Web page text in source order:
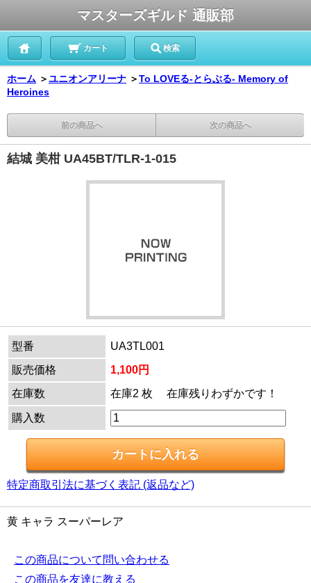
マスターズギルド 通販部
カート 検索
ホーム ＞ユニオンアリーナ ＞To LOVEる-とらぶる- Memory of
Heroines
前の商品へ 次の商品へ
結城 美柑 UA45BT/TLR-1-015
型番
UA3TL001
販売価格
1,100円
在庫数
在庫2 枚 在庫残りわずかです！
購入数
特定商取引法に基づく表記 (返品など)
黄 キャラ スーパーレア
この商品について問い合わせる
この商品を友達に教える